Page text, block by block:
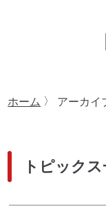
ホーム 〉 アーカイ
トピック